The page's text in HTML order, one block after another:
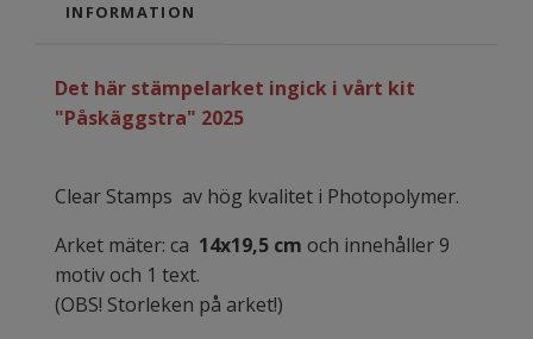
INFORMATION
Det här stämpelarket ingick i vårt kit
"Påskäggstra" 2025
Clear Stamps av hög kvalitet i Photopolymer.
Arket mäter: ca 14x19,5 cm och innehåller 9
motiv och 1 text.
(OBS! Storleken på arket!)